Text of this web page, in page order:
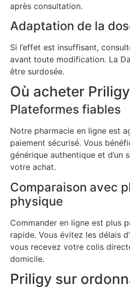
après consultation.
Adaptation de la
Si l’effet est insuffisant,
avant toute modification. La
être surdosée.
Où acheter
Plateformes fiables
Notre pharmacie en ligne est
paiement sécurisé. Vous
générique authentique et
votre achat.
Comparaison avec
physique
Commander en ligne est plus
rapide. Vous évitez les délais
vous recevez votre colis
domicile.
Priligy sur